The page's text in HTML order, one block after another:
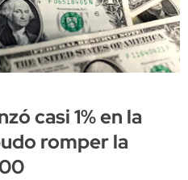
casi 1% en la
romper la